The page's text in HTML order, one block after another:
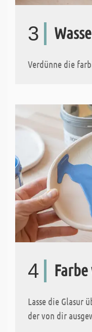
3
Verdünne die
4
Lasse die Glasur
der von dir